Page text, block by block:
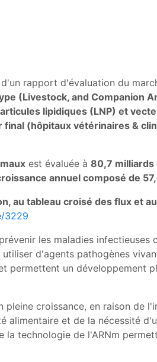
rapport d'évaluation du
(Livestock, and Companion
lipidiques (LNP) et
final (hôpitaux vétérinaires &
est évaluée à 80,7 milliards
annuel composé de
au tableau croisé des flux et
3229
les maladies
d'agents pathogènes
permettent un développement
pleine croissance, en raison de
alimentaire et de la nécessité
la technologie de l'ARNm